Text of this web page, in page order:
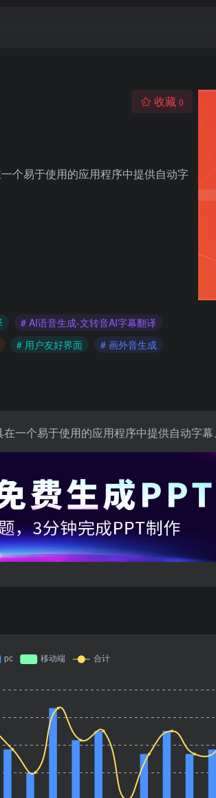
收藏 0
个易于使用的应用程序中提供自动字
# AI语音生成-文转音AI字幕翻译
# 用户友好界面
# 画外音生成
个易于使用的应用程序中提供自动字